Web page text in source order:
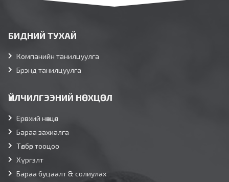
БИДНИЙ ТУХАЙ
Компанийн танилцуулга
Брэнд танилцуулга
ҮЙЛЧИЛГЭЭНИЙ НӨХЦӨЛ
Ерөнхий нөхцөл
Бараа захиалга
Төлбөр тооцоо
Хүргэлт
Бараа буцаалт & солиулах